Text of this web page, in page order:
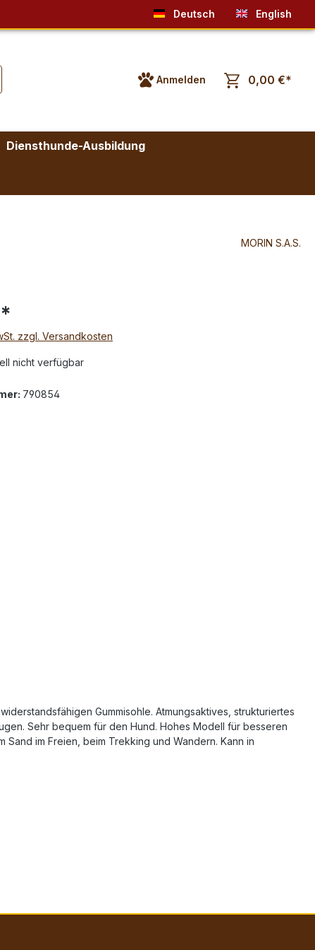
Deutsch English
Anmelden 0,00 €*
Diensthunde-Ausbildung
MORIN S.A.S.
zzgl. Versandkosten
nicht verfügbar
790854
Gummisohle. Atmungsaktives, strukturiertes
Sehr bequem für den Hund. Hohes Modell für besseren
im Freien, beim Trekking und Wandern. Kann in